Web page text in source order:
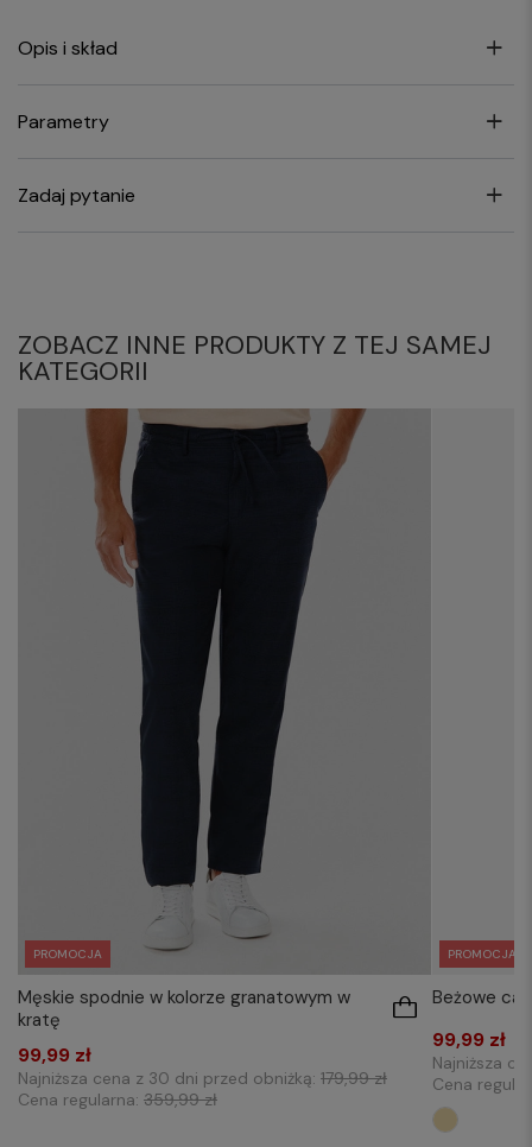
Opis i skład
Parametry
Zadaj pytanie
ZOBACZ INNE PRODUKTY Z TEJ SAMEJ
KATEGORII
PROMOCJA
Męskie spodnie w kolorze granatowym w
kratę
99,99 zł
Najniższa cena z 30 dni przed obniżką: 179,99 zł
Cena regularna: 359,99 zł
PROMOCJA
Beżowe
99,99 zł
Najniższa
Cena